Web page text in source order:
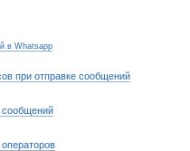
в Whatsapp
при отправке сообщений